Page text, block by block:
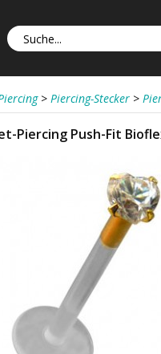
> Piercing-Stecker >
Piercing Push-Fit